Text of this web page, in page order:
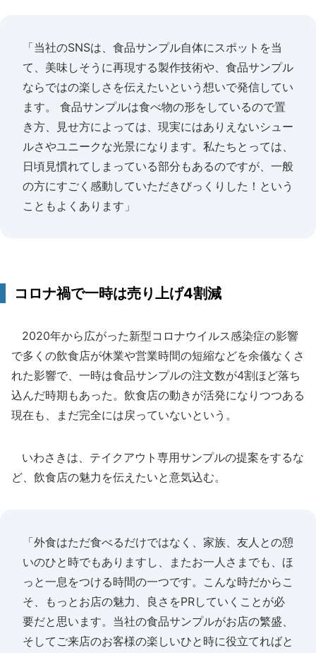
「当社のSNSは、食品サンプル自体にスポットを当
て、美味しそうに再現する製作技術や、食品サンプル
ならではの楽しさを伝えたいという想いで発信してい
ます。 食品サンプルは食べ物の形をしているので置
き方、見せ方によっては、現実にはありえないシュー
ルさやユニークな光景になります。私たちとっては、
日頃見慣れてしまっている部分もあるのですが、一般
の方にすごく感動していただきびっくりした！という
こともよくあります」
コロナ禍で一時は売り上げ4割減
2020年から広がった新型コロナウイルス感染症の影響
で多くの飲食店が休業や営業時間の短縮などを余儀なくさ
れた影響で、一時は食品サンプルの注文数が4割ほど落ち
込んだ時期もあった。飲食店の動きが活発になりつつある
現在も、まだ完全には戻っていないという。
いわさきは、テイクアウト専用サンプルの提案をするな
ど、飲食店の魅力を伝えたいと意気込む。
「外食はただ食べるだけではなく、家族、友人との憩
いのひと時でもありますし、またお一人さまでも、ほ
っと一息をつける時間の一つです。こんな時だからこ
そ、もっとお店の魅力、良さをPRしていくことが必
要だと思います。当社の食品サンプルがお店の繁盛、
そしてご来店のお客様の楽しいひと時に役立てればと